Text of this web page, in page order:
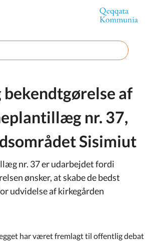
af
nr. 37,
Sisimiut
nr. 37 er udarbejdet fordi
ønsker, at skabe de bedst
udvidelse af kirkegården
har været fremlagt til offentlig debat